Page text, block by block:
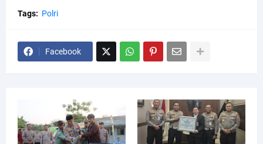
Tags: Polri
Facebook